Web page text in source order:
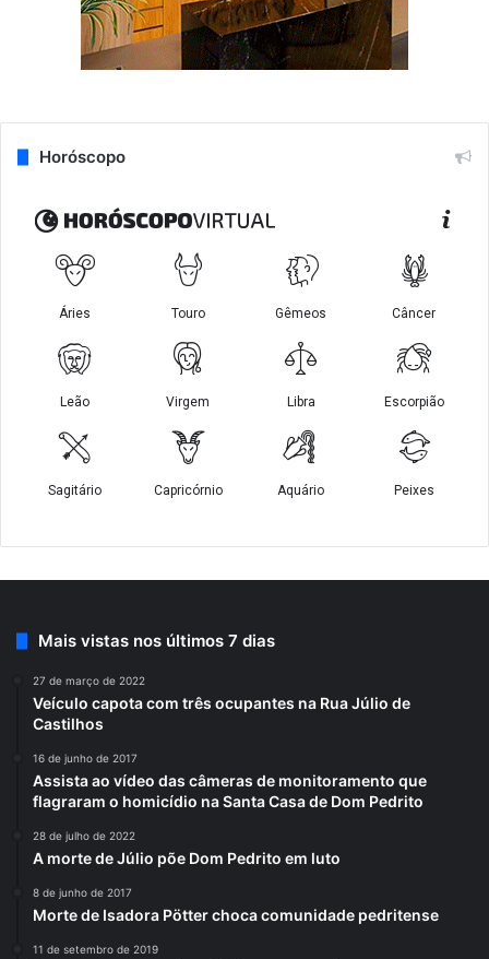
Horóscopo
Mais vistas nos últimos 7 dias
27 de março de 2022
Veículo capota com três ocupantes na Rua Júlio de
Castilhos
16 de junho de 2017
Assista ao vídeo das câmeras de monitoramento que
flagraram o homicídio na Santa Casa de Dom Pedrito
28 de julho de 2022
A morte de Júlio põe Dom Pedrito em luto
8 de junho de 2017
Morte de Isadora Pötter choca comunidade pedritense
11 de setembro de 2019